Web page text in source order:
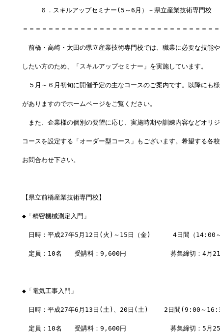
  　 ６．スキルアップセミナー(5～6月）－県立産業技術専門校
＝＝＝＝＝＝＝＝＝＝＝＝＝＝＝＝＝＝＝＝＝＝＝＝＝＝＝＝＝＝
前橋・高崎・太田の県立産業技術専門校では、職業に必要な技能
したい方のため、「スキルアップセミナー」を実施しています。
５月～６月初旬に開催予定の主なコースのご案内です。以降にも
がありますのでホームページをご覧ください。
また、企業様の個別の要望に応じ、実施時期や訓練内容などオリ
コースを設定する「オーダー型コース」もございます。希望する各
お問合わせ下さい。
【県立前橋産業技術専門校】
◆「精密機械測定入門」
日時：平成27年5月12日(火)～15日（金)　    4日間（14:00
定員：10名　　受講料：9,600円　　        募集締切：4月21
◆「電気工事入門」
日時：平成27年6月13日(土)、20日(土)    2日間(9:00～
定員：10名　　受講料：9,600円　　        募集締切：5月